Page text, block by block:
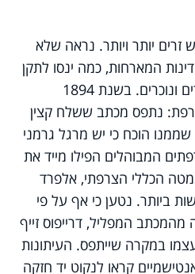
זרים יותר ויותר. נראה שלא
המארחות, כמה ינסו לתקן
את עצמם, עדיין ייחשבו לזרים ונוכרים. בשנת 1894
נתפס מכתב ששלח קצין
הוכח כי יש מרגל גרמני
המבוהלים הפילו מייד את
הכללי הצרפתי, אלפרד
ביותר. נטען כי אף על פי
המפליל, דרייפוס זייף
במקרה שייתפס. העיתונות
קראו לנקוט יד חזקה